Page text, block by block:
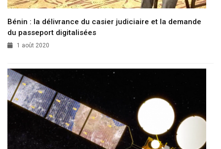
Bénin : la délivrance du casier judiciaire et la demande
du passeport digitalisées
1 août 2020